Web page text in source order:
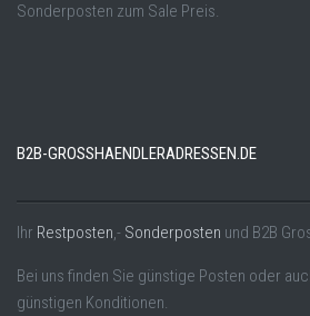
Sonderposten zum Sale Preis.
B2B-GROSSHAENDLERADRESSEN.DE
Ihr Restposten,- Sonderposten und B2B
Bei uns finden Sie günstige Posten oder
günstigen Konditionen.